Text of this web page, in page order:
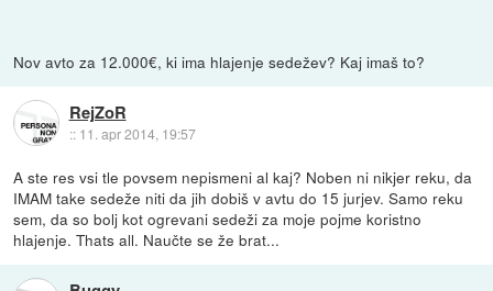
Nov avto za 12.000€, ki ima hlajenje sedežev? Kaj imaš to?
RejZoR
:: 11. apr 2014, 19:57
A ste res vsi tle povsem nepismeni al kaj? Noben ni nikjer reku, da
IMAM take sedeže niti da jih dobiš v avtu do 15 jurjev. Samo reku
sem, da so bolj kot ogrevani sedeži za moje pojme koristno
hlajenje. Thats all. Naučte se že brat...